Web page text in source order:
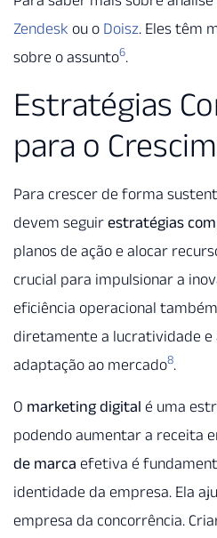
Zendesk ou o Doisz. Eles têm
sobre o assunto6.
Estratégias
para o
Para crescer de forma
devem seguir estratégias
planos de ação e alocar
crucial para impulsionar a
eficiência operacional
diretamente a lucratividade e
adaptação ao mercado8.
O marketing digital é uma
podendo aumentar a receita
de marca efetiva é
identidade da empresa. Ela
empresa da concorrência.